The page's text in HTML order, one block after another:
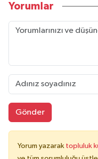
Yorumlar
Gönder
Yorum yazarak topluluk